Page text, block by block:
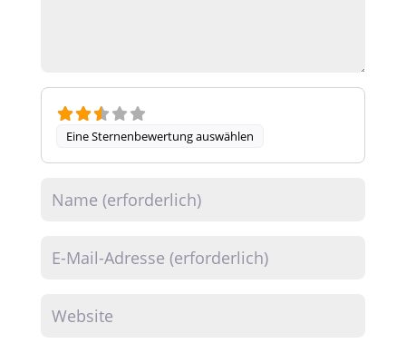
Eine Sternenbewertung auswählen